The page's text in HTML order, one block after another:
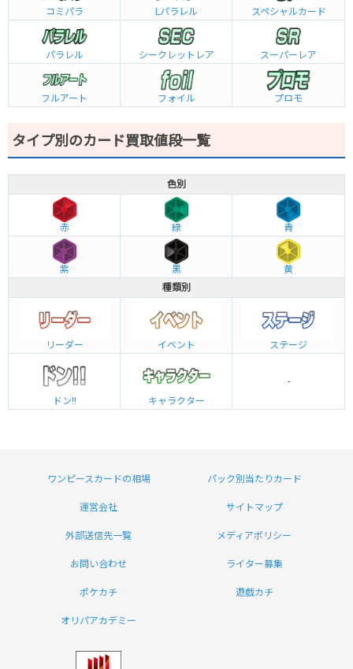
コミパラ L パラレル スペシャルカード
パラレル シークレットレア スーパーレア
フルアート フォイル プロモ
タイプ別のカード買取値段一覧
色別
赤 緑 青
紫 黒
黄
種類別
リーダー イベント ステージ
ドン!! キャラクター
-
ワンピースカードの相場 パック別当たりカード
運営会社 サイトマップ
外部送信先一覧 メディアポリシー
お問い合わせ ライター募集
ポケカチ 遊戯カチ
オリパアカデミー